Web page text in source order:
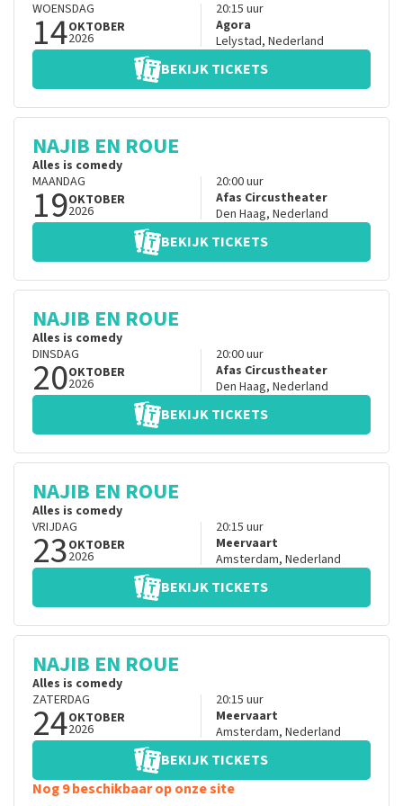
WOENSDAG
14OKTOBER
2026
20:15 uur
Agora
Lelystad, Nederland
BEKIJK TICKETS
NAJIB EN ROUE
Alles is comedy
MAANDAG
19OKTOBER
2026
20:00uur
Afas Circustheater
Den Haag, Nederland
BEKIJK TICKETS
NAJIB EN ROUE
Alles is comedy
DINSDAG
20OKTOBER
2026
20:00uur
Afas Circustheater
Den Haag, Nederland
BEKIJK TICKETS
NAJIB EN ROUE
Alles is comedy
VRIJDAG
23OKTOBER
2026
20:15 uur
Meervaart
Amsterdam, Nederland
BEKIJK TICKETS
NAJIB EN ROUE
Alles is comedy
ZATERDAG
24OKTOBER
2026
20:15 uur
Meervaart
Amsterdam, Nederland
BEKIJK TICKETS
Nog 9 beschikbaar op onze site